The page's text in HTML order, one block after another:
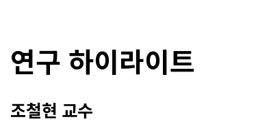
연구 하이라이트
조철현 교수